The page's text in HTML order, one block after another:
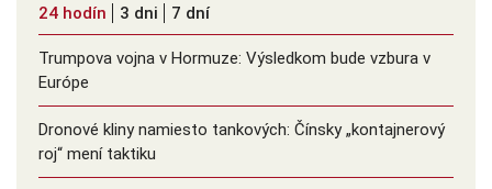
24 hodín 3 dni 7 dní
Trumpova vojna v Hormuze: Výsledkom bude vzbura v
Európe
Dronové kliny namiesto tankových: Čínsky ️„kontajnerový
roj“ mení taktiku